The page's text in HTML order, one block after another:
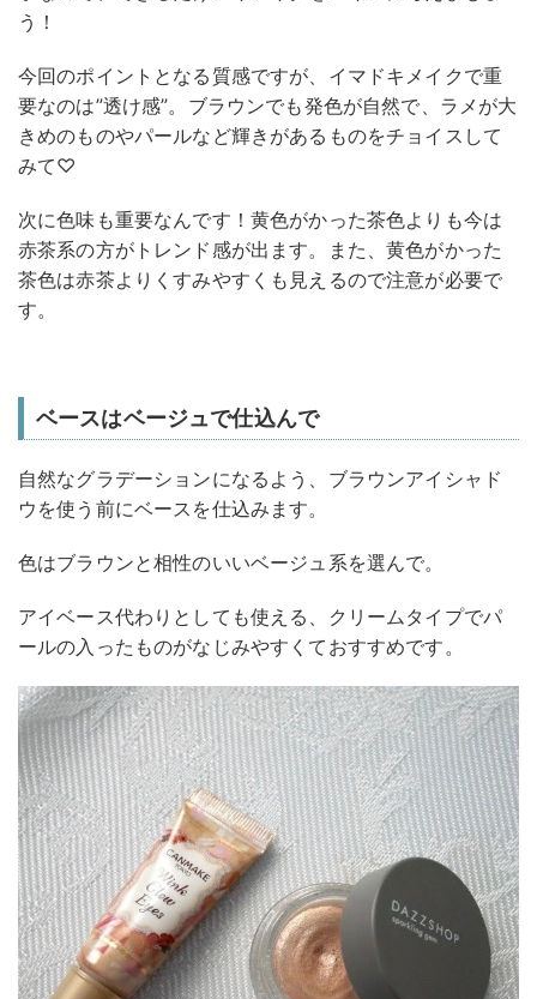
う！
今回のポイントとなる質感ですが、イマドキメイクで重
要なのは”透け感”。ブラウンでも発色が自然で、ラメが大
きめのものやパールなど輝きがあるものをチョイスして
みて♡
次に色味も重要なんです！黄色がかった茶色よりも今は
赤茶系の方がトレンド感が出ます。また、黄色がかった
茶色は赤茶よりくすみやすくも見えるので注意が必要で
す。
ベースはベージュで仕込んで
自然なグラデーションになるよう、ブラウンアイシャド
ウを使う前にベースを仕込みます。
色はブラウンと相性のいいベージュ系を選んで。
アイベース代わりとしても使える、クリームタイプでパ
ールの入ったものがなじみやすくておすすめです。